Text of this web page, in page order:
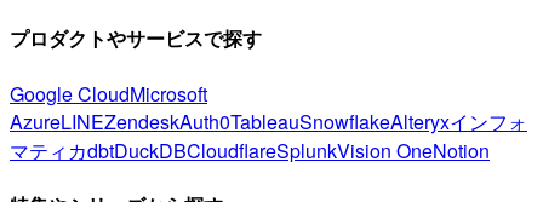
プロダクトやサービスで探す
Google CloudMicrosoft
AzureLINEZendeskAuth0TableauSnowflakeAlteryxインフォ
マティカdbtDuckDBCloudflareSplunkVision OneNotion